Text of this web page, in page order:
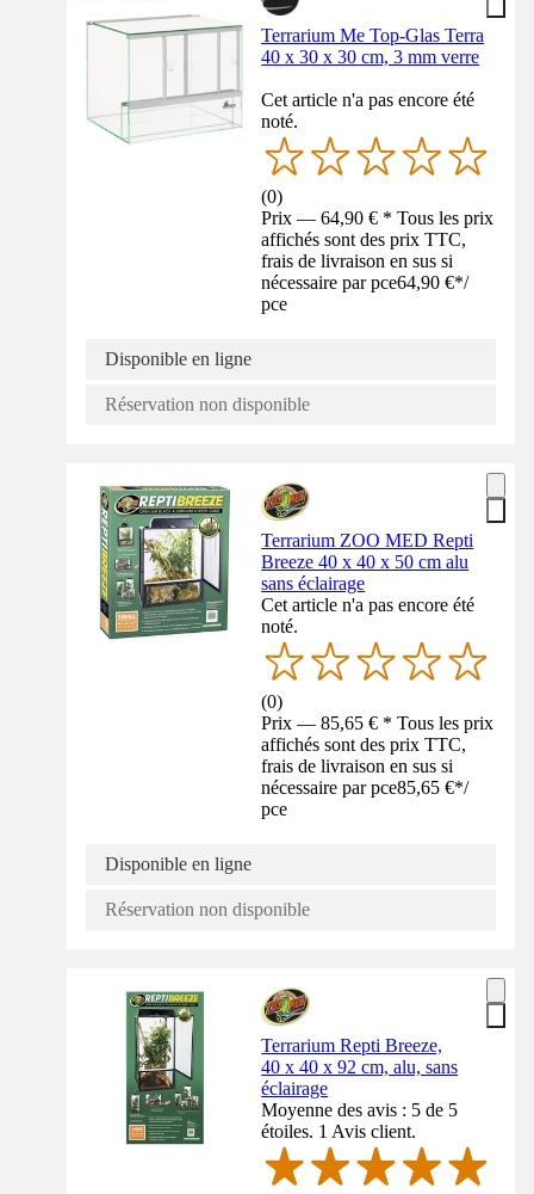
Terrarium Me Top-Glas Terra
40 x 30 x 30 cm, 3 mm verre
Cet article n'a pas encore été
noté.
(0)
Prix — 64,90 € * Tous les prix
affichés sont des prix TTC,
frais de livraison en sus si
nécessaire par pce64,90 €*/
pce
Disponible en ligne
Réservation non disponible
Terrarium ZOO MED Repti
Breeze 40 x 40 x 50 cm alu
sans éclairage
Cet article n'a pas encore été
noté.
(0)
Prix — 85,65 € * Tous les prix
affichés sont des prix TTC,
frais de livraison en sus si
nécessaire par pce85,65 €*/
pce
Disponible en ligne
Réservation non disponible
Terrarium Repti Breeze,
40 x 40 x 92 cm, alu, sans
éclairage
Moyenne des avis : 5 de 5
étoiles. 1 Avis client.